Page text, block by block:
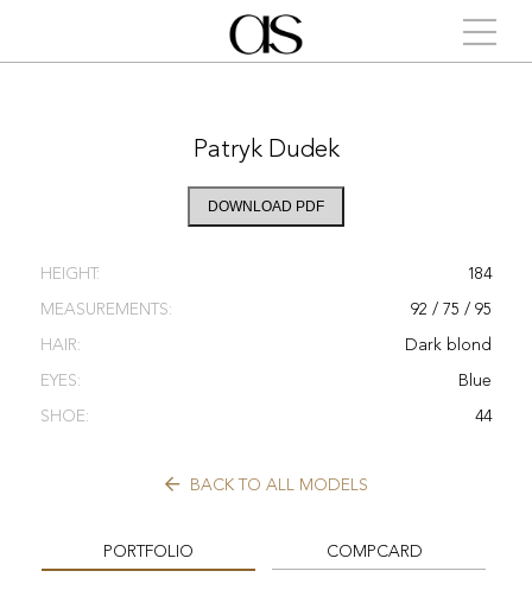
Patryk Dudek
DOWNLOAD PDF
HEIGHT: 184
MEASUREMENTS: 92 / 75 / 95
HAIR: Dark blond
EYES: Blue
SHOE: 44
BACK TO ALL MODELS
PORTFOLIO COMPCARD